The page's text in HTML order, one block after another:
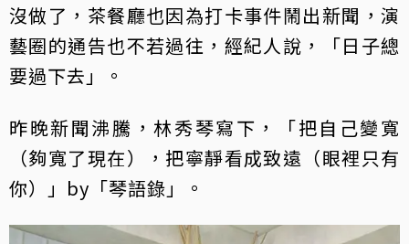
沒做了，茶餐廳也因為打卡事件鬧出新聞，演
藝圈的通告也不若過往，經紀人說，「日子總
要過下去」。
昨晚新聞沸騰，林秀琴寫下，「把自己變寬
（夠寬了現在），把寧靜看成致遠（眼裡只有
你）」by「琴語錄」。